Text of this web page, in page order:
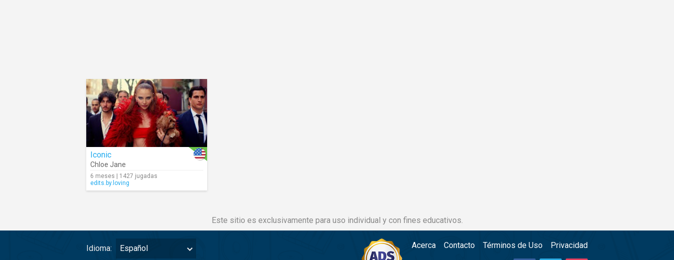
Iconic
Chloe Jane
6 meses | 1427 jugadas
edits.by.loving
Este sitio es exclusivamente para uso individual y con fines educativos.
Idioma: Español Acerca Contacto Términos de Uso Privacidad